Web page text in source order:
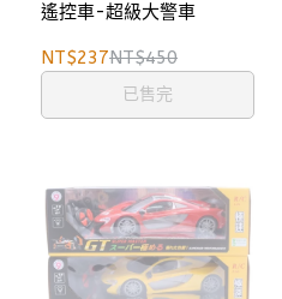
遙控車-超級大警車
NT$237NT$450
已售完